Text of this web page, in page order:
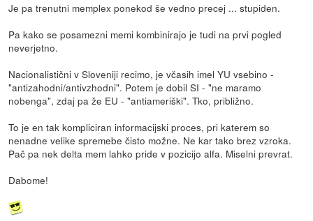
Je pa trenutni memplex ponekod še vedno precej ... stupiden.
Pa kako se posamezni memi kombinirajo je tudi na prvi pogled
neverjetno.
Nacionalistični v Sloveniji recimo, je včasih imel YU vsebino -
"antizahodni/antivzhodni". Potem je dobil SI - "ne maramo
nobenga", zdaj pa že EU - "antiameriški". Tko, približno.
To je en tak kompliciran informacijski proces, pri katerem so
nenadne velike spremebe čisto možne. Ne kar tako brez vzroka.
Pač pa nek delta mem lahko pride v pozicijo alfa. Miselni prevrat.
Dabome!